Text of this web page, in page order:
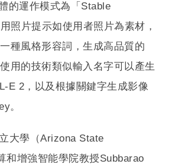
的運作模式為「Stable
照片提示如使用者照片為素材，
種風格形容詞，生成高品質的
使用的技術類似輸入名字可以產生
E 2，以及根據關鍵字生成影像
。
大學（Arizona State
和增強智能學院教授Subbarao